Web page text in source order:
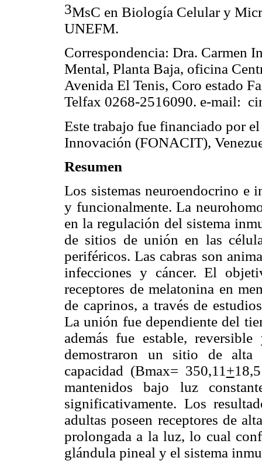
3MsC en Biología Celular y
UNEFM.
Correspondencia: Dra. Carmen
Mental, Planta Baja, oficina
Avenida El Tenis, Coro estado
Telfax 0268-2516090. e-mail:
Este trabajo fue financiado por
Innovación (FONACIT),
Resumen
Los sistemas neuroendocrino e
y funcionalmente. La
en la regulación del sistema
de sitios de unión en las
periféricos. Las cabras son
infecciones y cáncer. El
receptores de melatonina en
de caprinos, a través de
La unión fue dependiente del
además fue estable,
demostraron un sitio de
capacidad (Bmax= 350,11 +
mantenidos bajo luz
significativamente. Los
adultas poseen receptores de
prolongada a la luz, lo cual
glándula pineal y el sistema